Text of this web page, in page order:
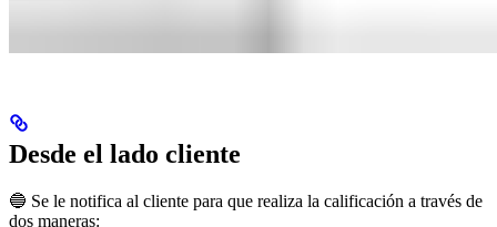
Desde el lado cliente
🔵 Se le notifica al cliente para que realiza la calificación a través de
dos maneras: